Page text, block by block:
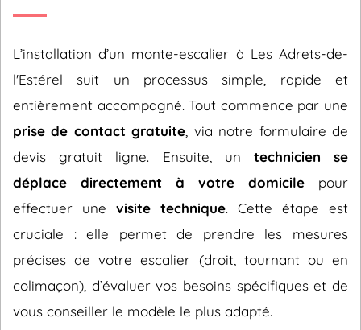
L’installation d’un monte-escalier à Les Adrets-de-
l'Estérel suit un processus simple, rapide et
entièrement accompagné. Tout commence par une
prise de contact gratuite , via notre formulaire de
devis gratuit ligne. Ensuite, un technicien se
déplace directement à votre domicile pour
effectuer une visite technique. Cette étape est
cruciale : elle permet de prendre les mesures
précises de votre escalier (droit, tournant ou en
colimaçon), d’évaluer vos besoins spécifiques et de
vous conseiller le modèle le plus adapté.